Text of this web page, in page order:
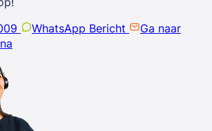
WhatsApp Bericht
Ga naar